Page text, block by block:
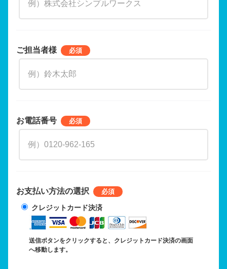
ご担当者様
お電話番号
お支払い方法の選択
クレジットカード決済
送信ボタンをクリックすると、クレジットカード決済の画面
へ移動します。